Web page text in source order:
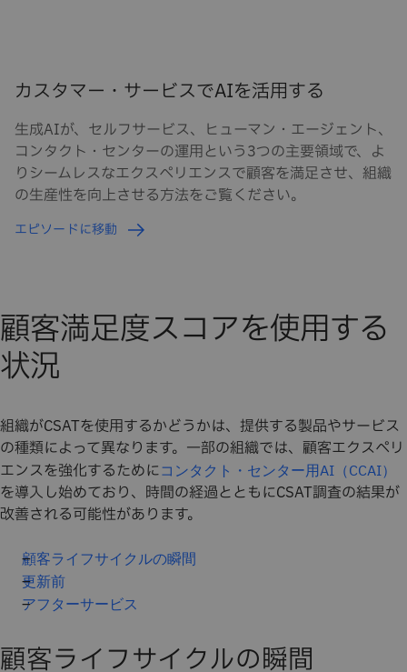
カスタマー・サービスでAIを活用する
生成AIが、セルフサービス、ヒューマン・エージェント、
コンタクト・センターの運用という3つの主要領域で、よ
りシームレスなエクスペリエンスで顧客を満足させ、組織
の生産性を向上させる方法をご覧ください。
エピソードに移動
顧客満足度スコアを使用する
状況
組織がCSATを使用するかどうかは、提供する製品やサービス
の種類によって異なります。一部の組織では、顧客エクスペリ
エンスを強化するためにコンタクト・センター用AI（CCAI）
を導入し始めており、時間の経過とともにCSAT調査の結果が
改善される可能性があります。
顧客ライフサイクルの瞬間
更新前
アフターサービス
顧客ライフサイクルの瞬間